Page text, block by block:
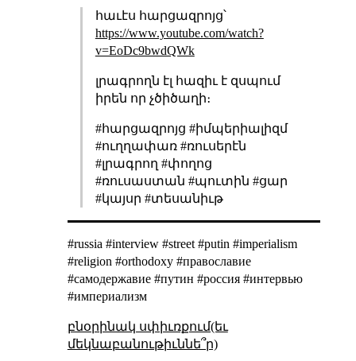
հաւէս հարցազրոյց՝
https://www.youtube.com/watch?
v=EoDc9bwdQWk
լրագրողն էլ հազիւ է զսպում
իրեն որ չծիծաղի։
#հարցազրոյց #իմպերիալիզմ
#ուղղափառ #ռուսերէն
#լրագրող #փողոց
#ռուսաստան #պուտին #ցար
#կայսր #տեսանիւթ
#russia #interview #street #putin #imperialism
#religion #orthodoxy #православие
#самодержавие #путин #россия #интервью
#империализм
բնօրինակ սփիւռքում(եւ
մեկնաբանութիւննե՞ր)